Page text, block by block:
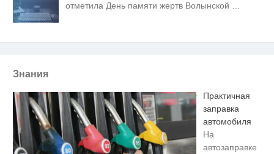
отметила День памяти жертв Волынской …
Знания
Практичная
заправка
автомобиля
На
автозаправке